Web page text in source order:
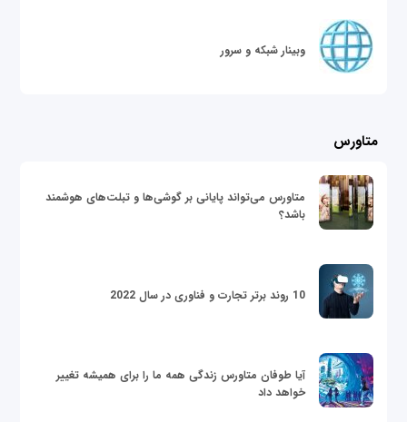
وبینار شبکه و سرور
متاورس
متاورس می‌تواند پایانی بر گوشی‌ها و تبلت‌های هوشمند
باشد؟
10 روند برتر تجارت و فناوری در سال 2022
آیا طوفان متاورس زندگی همه ما را برای همیشه تغییر
خواهد داد